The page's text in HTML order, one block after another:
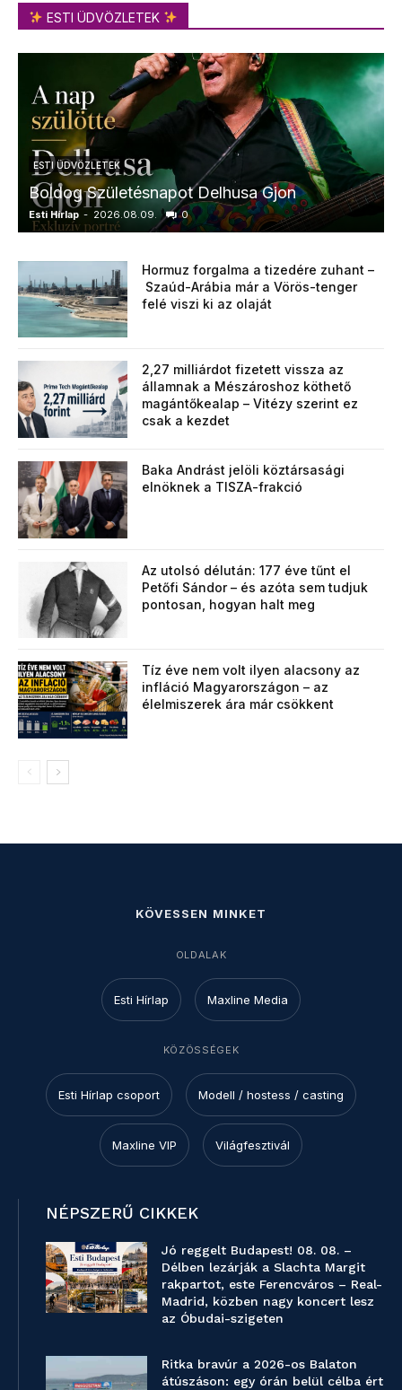
ESTI ÜDVÖZLETEK
ESTI ÜDVÖZLETEK
Boldog Születésnapot Delhusa Gjon
Esti Hírlap - 2026.08.09. 0
Hormuz forgalma a tizedére zuhant –
Szaúd-Arábia már a Vörös-tenger
felé viszi ki az olaját
2,27 milliárdot fizetett vissza az
államnak a Mészároshoz köthető
magántőkealap – Vitézy szerint ez
csak a kezdet
Baka Andrást jelöli köztársasági
elnöknek a TISZA-frakció
Az utolsó délután: 177 éve tűnt el
Petőfi Sándor – és azóta sem tudjuk
pontosan, hogyan halt meg
Tíz éve nem volt ilyen alacsony az
infláció Magyarországon – az
élelmiszerek ára már csökkent
KÖVESSEN MINKET
OLDALAK
Esti Hírlap Maxline Media
KÖZÖSSÉGEK
Esti Hírlap csoport Modell / hostess / casting
Maxline VIP Világfesztivál
NÉPSZERŰ CIKKEK
Jó reggelt Budapest! 08. 08. –
Délben lezárják a Slachta Margit
rakpartot, este Ferencváros – Real-
Madrid, közben nagy koncert lesz
az Óbudai-szigeten
Ritka bravúr a 2026-os Balaton
átúszáson: egy órán belül célba ért